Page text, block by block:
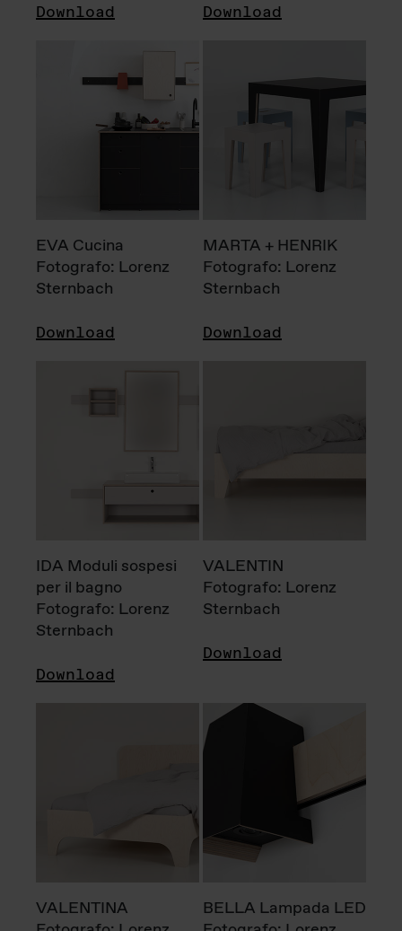
Download Download
EVA Cucina
Fotografo: Lorenz
Sternbach
Download
MARTA + HENRIK
Fotografo: Lorenz
Sternbach
Download
IDA Moduli sospesi
per il bagno
Fotografo: Lorenz
Sternbach
Download
VALENTIN
Fotografo: Lorenz
Sternbach
Download
VALENTINA
BELLA Lampada LED